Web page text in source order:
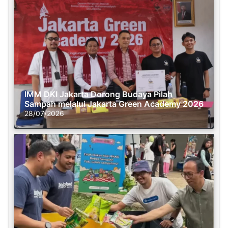
IMM DKI Jakarta Dorong Budaya Pilah
Sampah melalui Jakarta Green Academy 2026
28/07/2026